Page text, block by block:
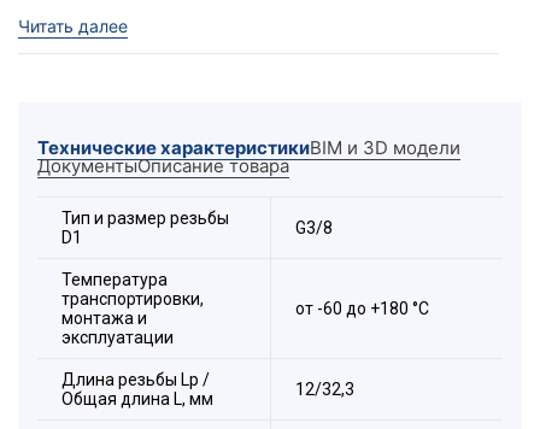
оболочке электрооборудования.
Муфты обладают повышенной степенью защиты -
озона. Возможна эксплуатация в солёной морской и
пресной воде.
Расшифровка обозначения элемента:
Читать далее
Технические характеристикиBIM и 3D модели
ДокументыОписание товара
Тип и размер резьбы
D1
G3/8
Температура
транспортировки,
монтажа и
эксплуатации
от -60 до +180 °С
Длина резьбы Lp /
Общая длина L, мм
12/32,3